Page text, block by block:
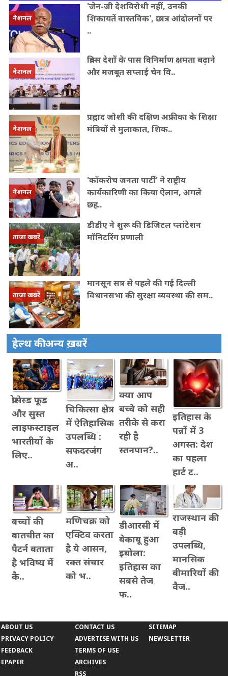
नेशनल
'जेन-जी देशविरोधी नहीं, उनकी
शिकायतें वास्तविक', छात्र आंदोलनों पर
..
नेशनल
ब्रिक्स देशों के पास विनिर्माण क्षमता बढ़ाने
और मजबूत सप्लाई चेन वि..
नेशनल
प्रह्लाद जोशी की दक्षिण अफ्रीका के शिक्षा
मंत्रियों से मुलाकात, शिक..
नेशनल
'कॉकरोच जनता पार्टी' ने राष्ट्रीय
कार्यकारिणी का किया ऐलान, अगले
छह..
ताजा खबरें
डीडीए ने शुरू की डिजिटल प्लांटेशन
मॉनिटरिंग प्रणाली
ताजा खबरें
मानसून सत्र से पहले की गई दिल्ली
विधानसभा की सुरक्षा व्यवस्था की सम..
हेल्थ की अन्य ख़बरें
प्रोसेस्ड फूड
और सुस्त
लाइफस्टाइल
भारतीयों के
लिए..
चिकित्सा क्षेत्र
में ऐतिहासिक
उपलब्धि :
सफदरजंग
अ..
क्या आप
बच्चे को सही
तरीके से करा
रही है
स्तनपान?..
इतिहास के
पन्नों में 3
अगस्त: देश
का पहला
हार्ट ट..
बच्चों की
बातचीत का
पैटर्न बताता
है भविष्य में
कै..
मणिचक्र को
एक्टिव करता
है ये आसन,
रक्त संचार
को भ..
डीआरसी में
बेकाबू हुआ
इबोला:
इतिहास का
सबसे तेज
फ..
राजस्थान की
बड़ी
उपलब्धि,
मानसिक
बीमारियों की
वैज..
ABOUT US
PRIVACY POLICY
CONTACT US
ADVERTISE WITH US
SITEMAP
NEWSLETTER
FEEDBACK
EPAPER
TERMS OF USE
ARCHIVES
RSS